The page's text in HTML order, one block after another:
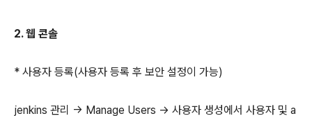
2. 웹 콘솔
* 사용자 등록(사용자 등록 후 보안 설정이 가능)
jenkins 관리 -> Manage Users -> 사용자 생성에서 사용자 및 a